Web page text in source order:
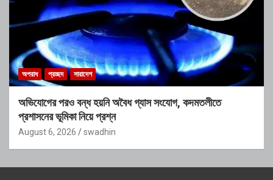
অপরাধ প্রচ্ছদ সারাদেশ
অভিযোগের পরও বন্ধ হয়নি অবৈধ গ্যাস সংযোগ, কদমতলীতে
প্রশাসনের ভূমিকা নিয়ে প্রশ্ন
August 6, 2026 swadhin